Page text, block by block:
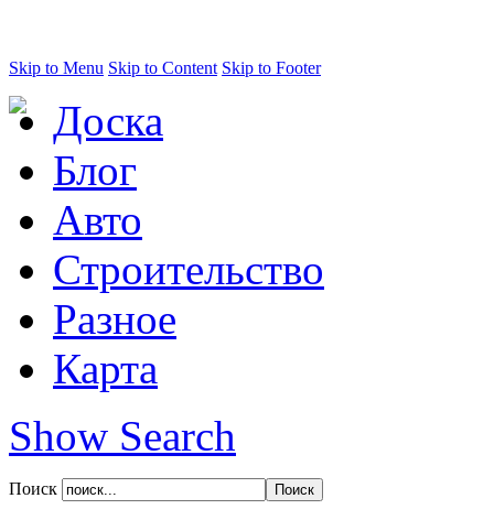
Skip to Menu Skip to Content Skip to Footer
Доска
Блог
Авто
Строительство
Разное
Карта
Show Search
Поиск